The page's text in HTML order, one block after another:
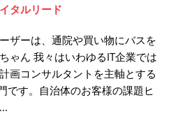
タルリード
ザーは、通院や買い物にバスを
ゃん 我々はいわゆるIT企業では
画コンサルタントを主軸とする
です。自治体のお客様の課題ヒ